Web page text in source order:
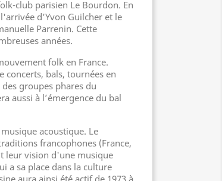
club parisien Le Bourdon. En
d'Yvon Guilcher et le
Parrenin. Cette
années.
folk en France.
concerts, bals, tournées en
groupes phares du
aussi à l’émergence du bal
acoustique. Le
francophones (France,
leur vision d'une musique
a sa place dans la culture
aura ainsi été actif de 1973 à